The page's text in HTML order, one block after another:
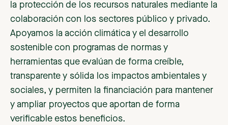
la protección de los recursos naturales mediante la
colaboración con los sectores público y privado.
Apoyamos la acción climática y el desarrollo
sostenible con programas de normas y
herramientas que evalúan de forma creíble,
transparente y sólida los impactos ambientales y
sociales, y permiten la financiación para mantener
y ampliar proyectos que aportan de forma
verificable estos beneficios.